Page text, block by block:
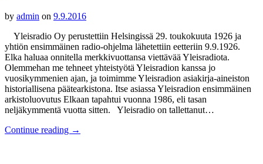
by admin on 9.9.2016
Yleisradio Oy perustettiin Helsingissä 29. toukokuuta 1926 ja
yhtiön ensimmäinen radio-ohjelma lähetettiin eetteriin 9.9.1926.
Elka haluaa onnitella merkkivuottansa viettävää Yleisradiota.
Olemmehan me tehneet yhteistyötä Yleisradion kanssa jo
vuosikymmenien ajan, ja toimimme Yleisradion asiakirja-aineiston
historiallisena päätearkistona. Itse asiassa Yleisradion ensimmäinen
arkistoluovutus Elkaan tapahtui vuonna 1986, eli tasan
neljäkymmentä vuotta sitten. Yleisradio on tallettanut…
Continue reading →